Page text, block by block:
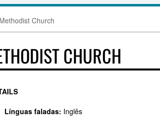
Church
CHURCH
Línguas faladas: Inglês